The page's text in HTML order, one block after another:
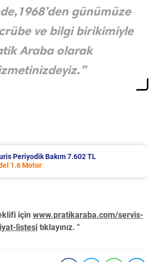
günümüze
ve bilgi birikimiyle
Araba olarak
Periyodik Bakım 7.602 TL
1.6 Motor
için www.pratikaraba.com/servis-
listesi tıklayınız. "